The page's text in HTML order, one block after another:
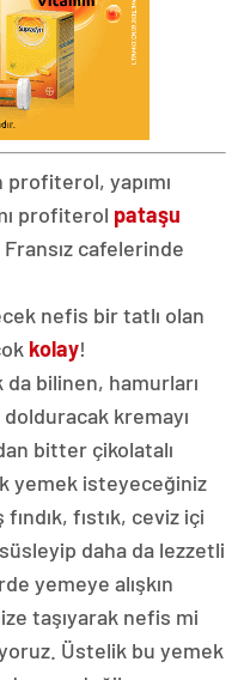
profiterol, yapımı
profiterol pataşu
Fransız cafelerinde
nefis bir tatlı olan
kolay!
bilinen, hamurları
kremayı
bitter çikolatalı
yemek isteyeceğiniz
fıstık, ceviz içi
daha da lezzetli
yemeye alışkın
taşıyarak nefis mi
Üstelik bu yemek